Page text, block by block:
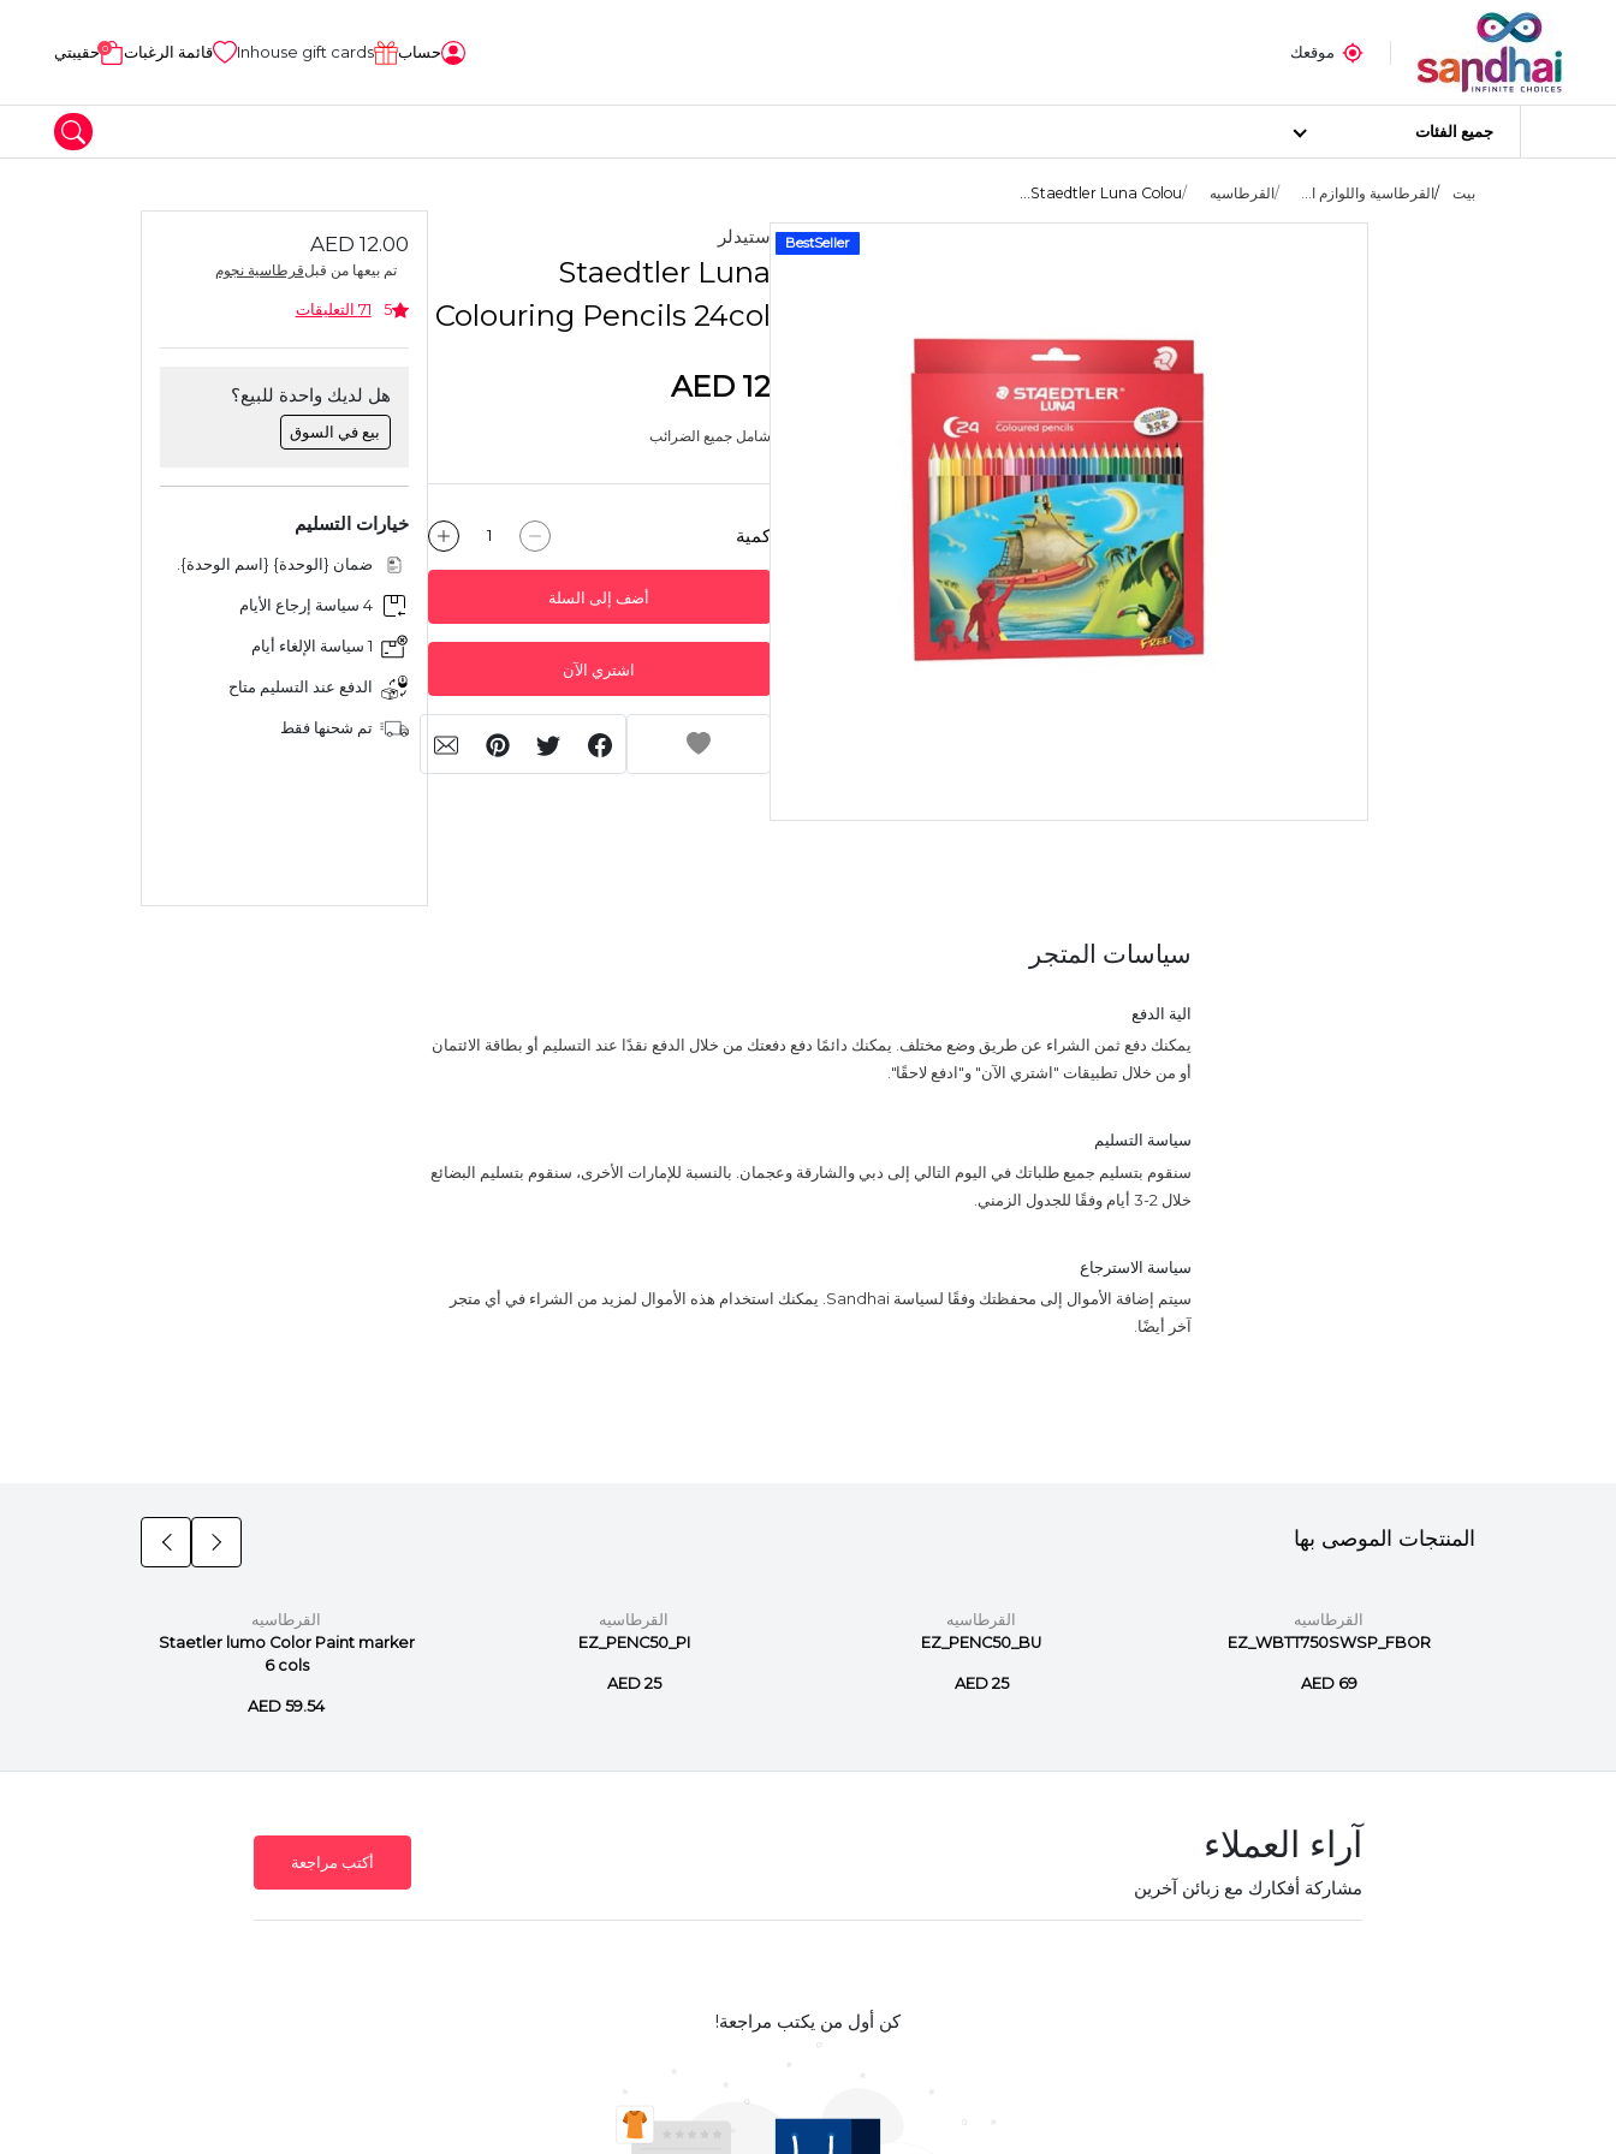
موقعك حساب Inhouse gift cards قائمة الرغبات 0 حقيبتي
جميع الفئات
الأكثر شعبية
مواد الخياطة
مواد DIY
لغز
بيت القرطاسية واللوازم ا... القرطاسيه Staedtler Luna Colou...
BestSeller ستيدلر
Staedtler Luna
Colouring Pencils 24col
AED 12
شامل جميع الضرائب
كمية
أضف إلى السلة
اشتري الآن
AED 12.00
تم بيعها من قبلقرطاسية نجوم
5 71 التعليقات
هل لديك واحدة للبيع؟
بيع في السوق
خيارات التسليم
ضمان {الوحدة} {اسم الوحدة}.
4 سياسة إرجاع الأيام
1 سياسة الإلغاء أيام
الدفع عند التسليم متاح
تم شحنها فقط
سياسات المتجر
الية الدفع
يمكنك دفع ثمن الشراء عن طريق وضع مختلف. يمكنك دائمًا دفع دفعتك من خلال الدفع نقدًا عند التسليم أو بطاقة الائتمان
أو من خلال تطبيقات "اشتري الآن" و"ادفع لاحقًا".
سياسة التسليم
سنقوم بتسليم جميع طلباتك في اليوم التالي إلى دبي والشارقة وعجمان. بالنسبة للإمارات الأخرى، سنقوم بتسليم البضائع
خلال 2-3 أيام وفقًا للجدول الزمني.
سياسة الاسترجاع
سيتم إضافة الأموال إلى محفظتك وفقًا لسياسة Sandhai. يمكنك استخدام هذه الأموال لمزيد من الشراء في أي متجر
آخر أيضًا.
المنتجات الموصى بها
القرطاسيه
EZ_WBTT750SWSP_FBOR
AED 69
القرطاسيه
EZ_PENC50_BU
AED 25
القرطاسيه
EZ_PENC50_PI
AED 25
القرطاسيه
Staetler lumo Color Paint marker
6 cols
AED 59.54
آراء العملاء
مشاركة أفكارك مع زبائن آخرين
أكتب مراجعة
كن أول من يكتب مراجعة!